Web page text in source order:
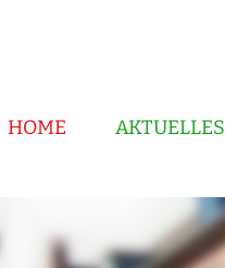
HOME AKTUELLES